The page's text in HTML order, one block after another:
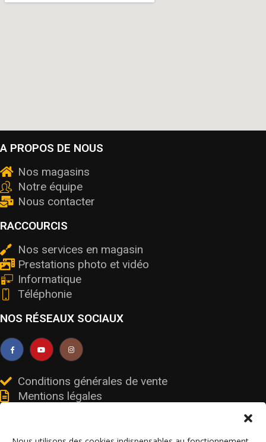
A PROPOS DE NOUS
Nos magasins
Notre équipe
Nous contacter
RACCOURCIS
Nos services en magasin
Prestations photo et vidéo
Informatique
Téléphonie
NOS RÉSEAUX SOCIAUX
Conditions générales de vente
Mentions légales